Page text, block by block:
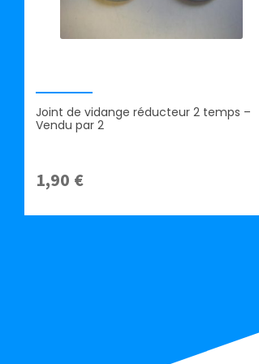
Joint de vidange réducteur 2 temps –
Vendu par 2
1,90 €